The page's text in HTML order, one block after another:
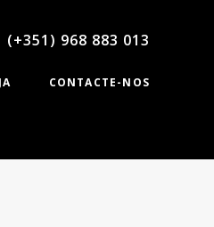
(+351) 968 883 013
CONTACTE-NOS